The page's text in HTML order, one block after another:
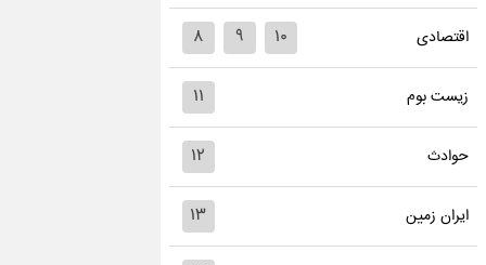
اقتصادی ۸ ۹ ۱۰
زیست بوم ۱۱
حوادث ۱۲
ایران زمین ۱۳